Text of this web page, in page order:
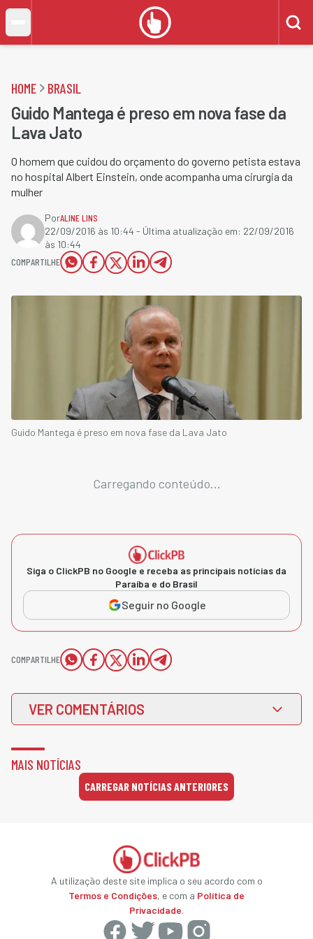
HOME BRASIL
Guido Mantega é preso em nova fase da
Lava Jato
O homem que cuidou do orçamento do governo petista estava
no hospital Albert Einstein, onde acompanha uma cirurgia da
mulher
PorALINE LINS
22/09/2016 às 10:44 - Última atualização em: 22/09/2016
às 10:44
COMPARTILHE
Guido Mantega é preso em nova fase da Lava Jato
Carregando conteúdo...
Siga o ClickPB no Google e receba as principais notícias da
Paraíba e do Brasil
Seguir no Google
COMPARTILHE
VER COMENTÁRIOS
MAIS NOTÍCIAS
CARREGAR NOTÍCIAS ANTERIORES
A utilização deste site implica o seu acordo com o
Termos e Condições, e com a Política de
Privacidade.